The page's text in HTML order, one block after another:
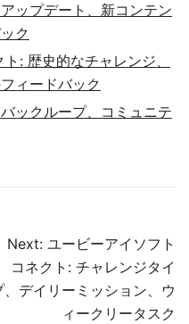
ップデート、新コンテン
ク
: 歴史的なチャレンジ、
ィードバック
ックループ、コミュニテ
Next: ユービーアイソフト
コネクト: チャレンジタイ
、デイリーミッション、ウ
ィークリータスク